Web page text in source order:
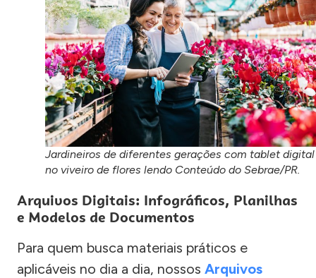
Jardineiros de diferentes gerações com tablet digital
no viveiro de flores lendo Conteúdo do Sebrae/PR.
Arquivos Digitais: Infográficos, Planilhas
e Modelos de Documentos
Para quem busca materiais práticos e
aplicáveis no dia a dia, nossos Arquivos